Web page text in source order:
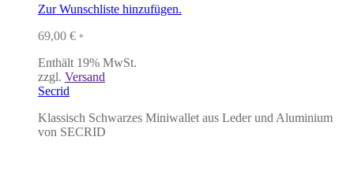
Zur Wunschliste hinzufügen.
69,00 € *
Enthält 19% MwSt.
zzgl. Versand
Secrid
Klassisch Schwarzes Miniwallet aus Leder und Aluminium
von SECRID